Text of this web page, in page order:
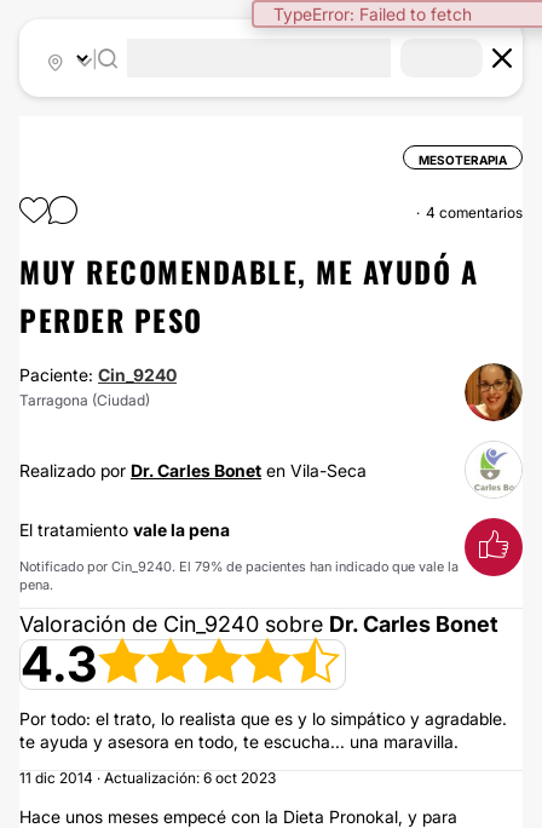
TypeError: Failed to fetch
MESOTERAPIA
4 comentarios
MUY RECOMENDABLE, ME AYUDÓ A
PERDER PESO
Paciente: Cin_9240
Tarragona (Ciudad)
Realizado por Dr. Carles Bonet en Vila-Seca
El tratamiento vale la pena
Notificado por Cin_9240. El 79% de pacientes han indicado que vale la
pena.
Valoración de Cin_9240 sobre Dr. Carles Bonet
4.3
Por todo: el trato, lo realista que es y lo simpático y agradable.
te ayuda y asesora en todo, te escucha... una maravilla.
11 dic 2014 · Actualización: 6 oct 2023
Hace unos meses empecé con la Dieta Pronokal, y para